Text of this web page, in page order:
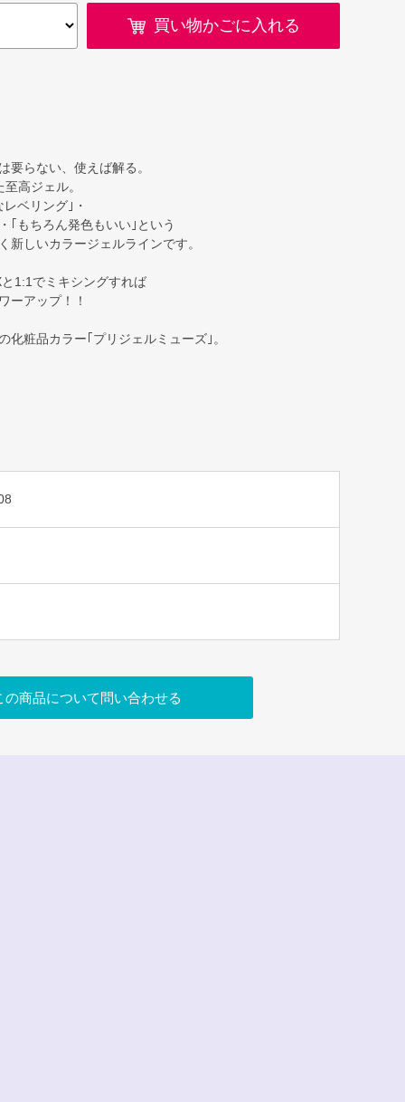
買い物かごに入れる
らない、使えば解る。
高ジェル。
ベリング｣・
｢もちろん発色もいい｣という
新しいカラージェルラインです。
1:1でミキシングすれば
ーアップ！！
化粧品カラー｢プリジェルミューズ｣。
の商品について問い合わせる